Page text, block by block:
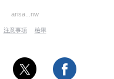
arisa...nw
注意事項 檢舉